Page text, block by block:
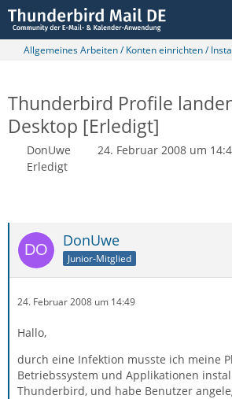
Allgemeines Arbeiten / Konten einrichten /
Thunderbird Profile
Desktop [Erledigt]
DonUwe 24. Februar 2008 um
Erledigt
DonUwe
Junior-Mitglied
24. Februar 2008 um 14:49
Hallo,
durch eine Infektion musste ich meine
Betriebssystem und Applikationen
Thunderbird, und habe Benutzer